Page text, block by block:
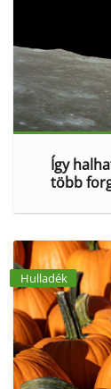
Így
több
Hulladék